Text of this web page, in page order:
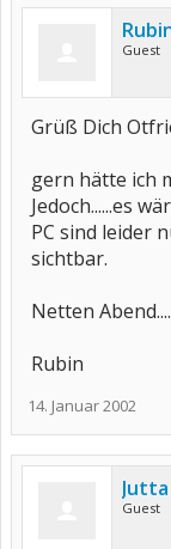
Guest
Grüß Dich
gern hätte ich
Jedoch......es
PC sind leider
sichtbar.
Netten
Rubin
14. Januar 2002
Guest